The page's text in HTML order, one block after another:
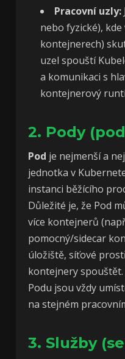
Pracovní uzly:
nebo fyzické), kde
kontejnerech)
uzel spouští
a komunikaci s
kontejnerový
2. Pody
Pod je nejmenší a
jednotka v
instanci běžícího
Důležité je, že Pod
více kontejnerů
pomocný/sidecar
úložiště, síťové
kontejnery
Podu jsou vždy
na stejném
3. Služby